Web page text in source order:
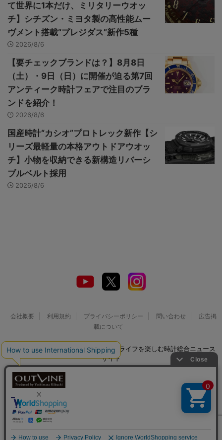
て世界に1本だけ、ミリタリーウオッ
チ】シチズン・ミヨタ製の高性能ムー
ヴメント搭載“プレジダス”新作5種
2026/8/6
【要チェックブランドは？】8月8日
（土）・9日（日）に開催が迫る第7回
アンティーク時計フェアで注目のブラ
ンドを紹介！
2026/8/6
国産時計“カシオ”プロトレック新作【シ
リーズ最軽量の本格アウトドアウオッ
チ】小物を収納できる新構造リバーシ
ブルベルト採用
2026/8/6
会社概要 利用規約 プライバシーポリシー 問い合わせ
広告掲
載について
© 2026 Watch LIFE NEWS｜ウオッチライフを楽しむ時計総合ニュース
サイト